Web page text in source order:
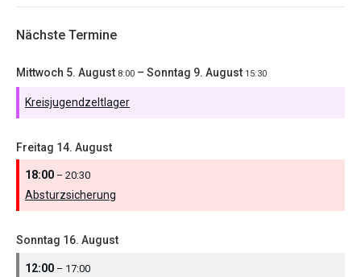
Nächste Termine
Mittwoch 5. August 8:00 – Sonntag 9. August 15:30
Kreisjugendzeltlager
Freitag 14. August
18:00 – 20:30
Absturzsicherung
Sonntag 16. August
12:00 – 17:00